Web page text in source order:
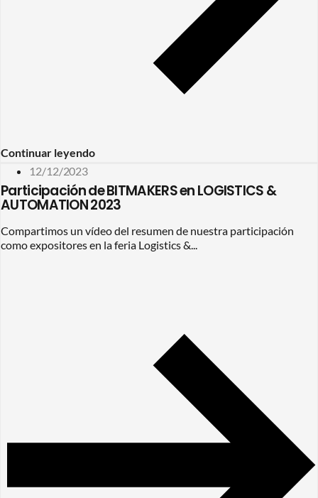
Continuar leyendo
12/12/2023
Participación de BITMAKERS en LOGISTICS &
AUTOMATION 2023
Compartimos un vídeo del resumen de nuestra participación
como expositores en la feria Logistics &...